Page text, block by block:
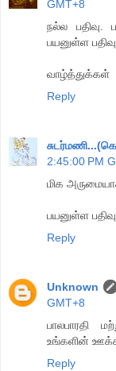
GMT+8
நல்ல பதிவு.
பயனுள்ள
வாழ்த்துக்கள்
Reply
2:45:00 PM
மிக
பயனுள்ள
Reply
Unknown
GMT+8
பாலபாரதி
உங்களின்
Reply